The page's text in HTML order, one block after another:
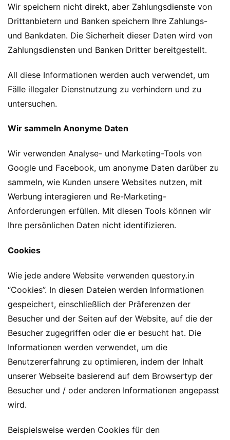
Wir speichern nicht direkt, aber Zahlungsdienste von
Drittanbietern und Banken speichern Ihre Zahlungs-
und Bankdaten. Die Sicherheit dieser Daten wird von
Zahlungsdiensten und Banken Dritter bereitgestellt.
All diese Informationen werden auch verwendet, um
Fälle illegaler Dienstnutzung zu verhindern und zu
untersuchen.
Wir sammeln Anonyme Daten
Wir verwenden Analyse- und Marketing-Tools von
Google und Facebook, um anonyme Daten darüber zu
sammeln, wie Kunden unsere Websites nutzen, mit
Werbung interagieren und Re-Marketing-
Anforderungen erfüllen. Mit diesen Tools können wir
Ihre persönlichen Daten nicht identifizieren.
Cookies
Wie jede andere Website verwenden questory.in
“Cookies”. In diesen Dateien werden Informationen
gespeichert, einschließlich der Präferenzen der
Besucher und der Seiten auf der Website, auf die der
Besucher zugegriffen oder die er besucht hat. Die
Informationen werden verwendet, um die
Benutzererfahrung zu optimieren, indem der Inhalt
unserer Webseite basierend auf dem Browsertyp der
Besucher und / oder anderen Informationen angepasst
wird.
Beispielsweise werden Cookies für den